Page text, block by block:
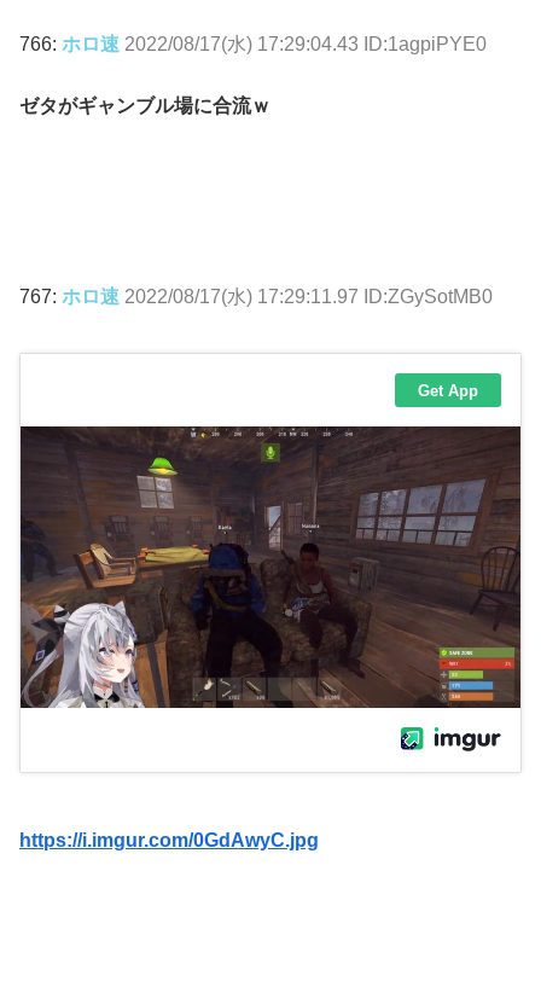
766: ホロ速 2022/08/17(水) 17:29:04.43 ID:1agpiPYE0
ゼタがギャンブル場に合流ｗ
767: ホロ速 2022/08/17(水) 17:29:11.97 ID:ZGySotMB0
https://i.imgur.com/0GdAwyC.jpg